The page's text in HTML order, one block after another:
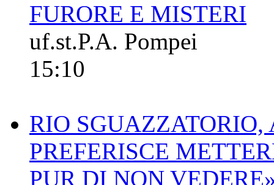
FURORE E MISTERI
uf.st.P.A. Pompei
15:10
RIO
PREFERISCE
PUR DI NON